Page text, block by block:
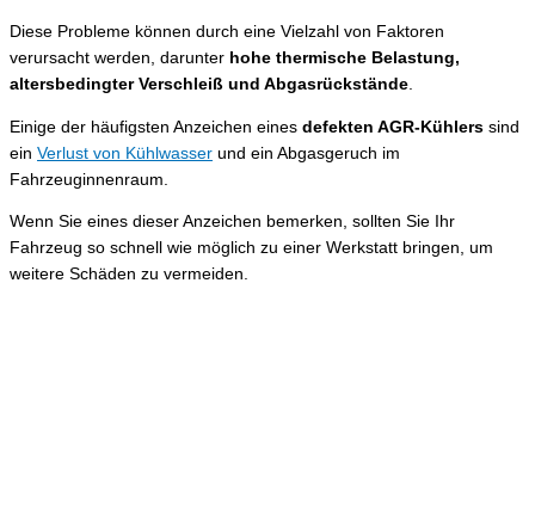
Diese Probleme können durch eine Vielzahl von Faktoren
verursacht werden, darunter hohe thermische Belastung,
altersbedingter Verschleiß und Abgasrückstände
Einige der häufigsten Anzeichen eines defekten AGR-Kühlers sind
ein Verlust von Kühlwasser und ein Abgasgeruch im
Fahrzeuginnenraum.
Wenn Sie eines dieser Anzeichen bemerken, sollten Sie Ihr
Fahrzeug so schnell wie möglich zu einer Werkstatt bringen, um
weitere Schäden zu vermeiden.